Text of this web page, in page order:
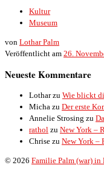
Kultur
Museum
von Lothar Palm
Veröffentlicht am 26.
Neueste Kommentare
Lotharzu Wie blickt
Micha zu Der erste
Annelie Strosing zu
rathol zu New York –
Chrise zu New York –
© 2026 Familie Palm (war) in